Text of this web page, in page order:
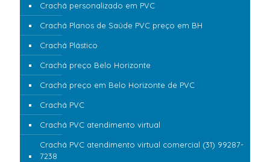
Crachá personalizado em PVC
Crachá Planos de Saúde PVC preço em BH
Crachá Plástico
Crachá preço Belo Horizonte
Crachá preço em Belo Horizonte de PVC
Crachá PVC
Crachá PVC atendimento virtual
Crachá PVC atendimento virtual comercial (31) 99287-
7238